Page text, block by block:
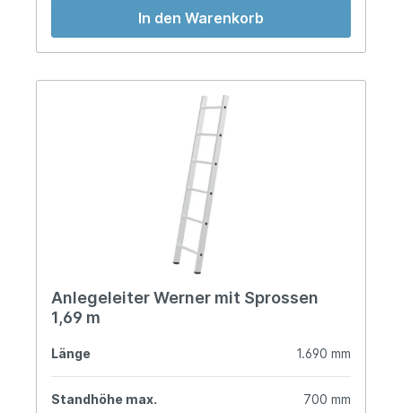
In den Warenkorb
Anlegeleiter Werner mit Sprossen
1,69 m
Länge 1.690 mm
Standhöhe max. 700 mm